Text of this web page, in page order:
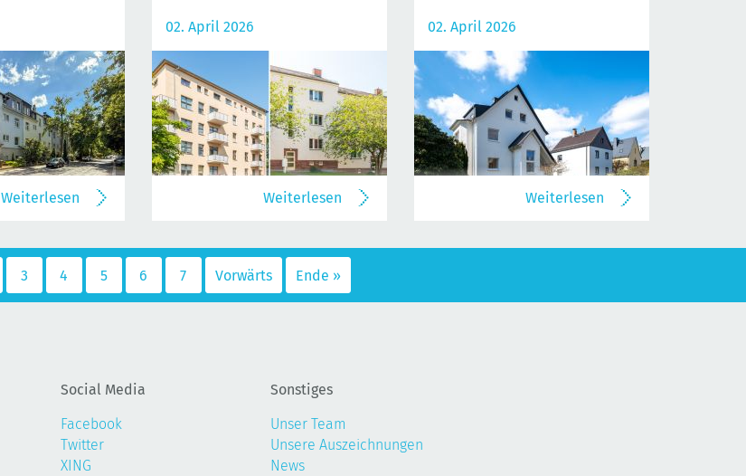
Weiterlesen
02. April 2026
Weiterlesen
02. April 2026
Weiterlesen
3 4 5 6 7 Vorwärts Ende »
Social Media
Facebook
Twitter
XING
Sonstiges
Unser Team
Unsere Auszeichnungen
News